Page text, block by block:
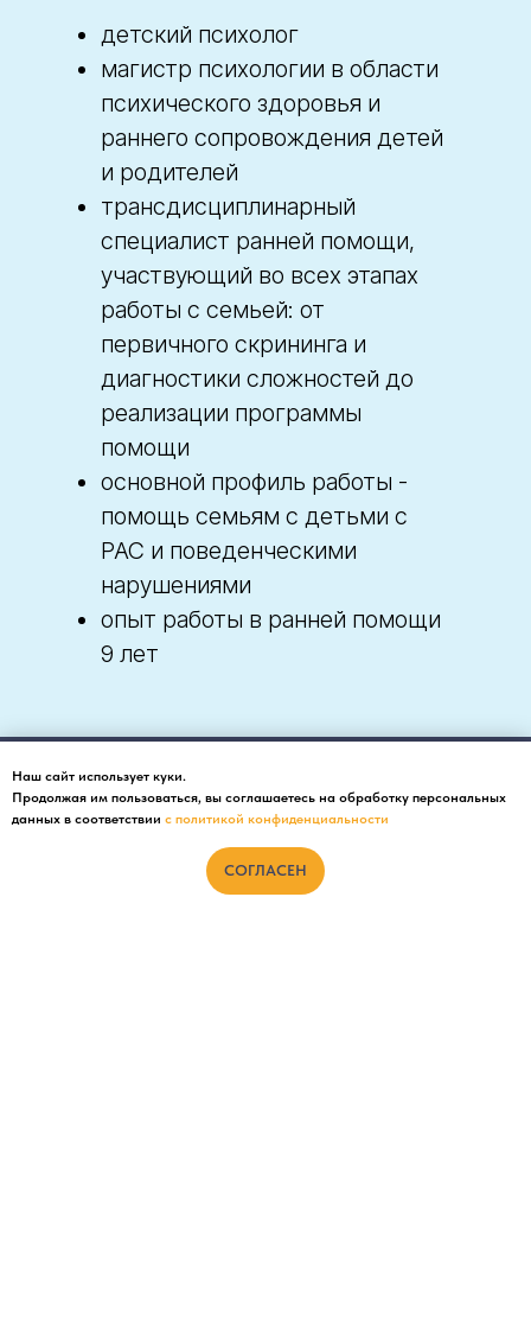
детский психолог
магистр психологии в области
психического здоровья и
раннего сопровождения детей
и родителей
трансдисциплинарный
специалист ранней помощи,
участвующий во всех этапах
работы с семьей: от
первичного скрининга и
диагностики сложностей до
реализации программы
помощи
основной профиль работы -
помощь семьям с детьми с
РАС и поведенческими
нарушениями
опыт работы в ранней помощи
9 лет
Наш сайт использует куки.
Продолжая им пользоваться, вы соглашаетесь на обработку персональных
данных в соответствии с политикой конфиденциальности
СОГЛАСЕН